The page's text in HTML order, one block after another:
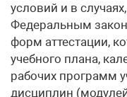
условий и в
Федеральным
форм аттестации,
учебного плана,
рабочих программ
дисциплин